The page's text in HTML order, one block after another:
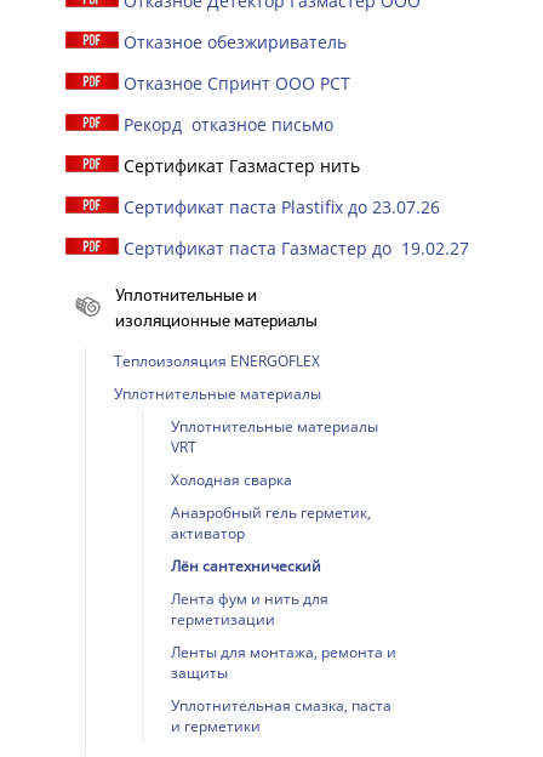
Отказное обезжириватель
Отказное Спринт ООО РСТ
Рекорд отказное письмо
Сертификат Газмастер нить
Сертификат паста Plastifix до 23.07.26
Сертификат паста Газмастер до 19.02.27
Уплотнительные и
изоляционные материалы
Теплоизоляция ENERGOFLEX
Уплотнительные материалы
Уплотнительные материалы
VRT
Холодная сварка
Анаэробный гель герметик,
активатор
Лён сантехнический
Лента фум и нить для
герметизации
Ленты для монтажа, ремонта и
защиты
Уплотнительная смазка, паста
и герметики